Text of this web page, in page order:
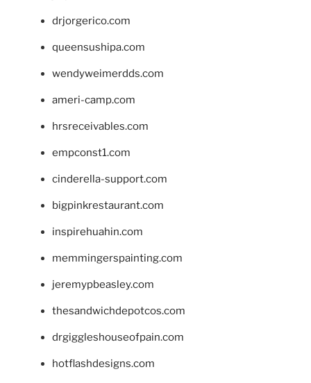
drjorgerico.com
queensushipa.com
wendyweimerdds.com
ameri-camp.com
hrsreceivables.com
empconst1.com
cinderella-support.com
bigpinkrestaurant.com
inspirehuahin.com
memmingerspainting.com
jeremypbeasley.com
thesandwichdepotcos.com
drgiggleshouseofpain.com
hotflashdesigns.com